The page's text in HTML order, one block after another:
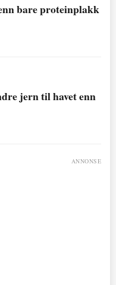
bare proteinplakk
jern til havet enn
ANNONSE